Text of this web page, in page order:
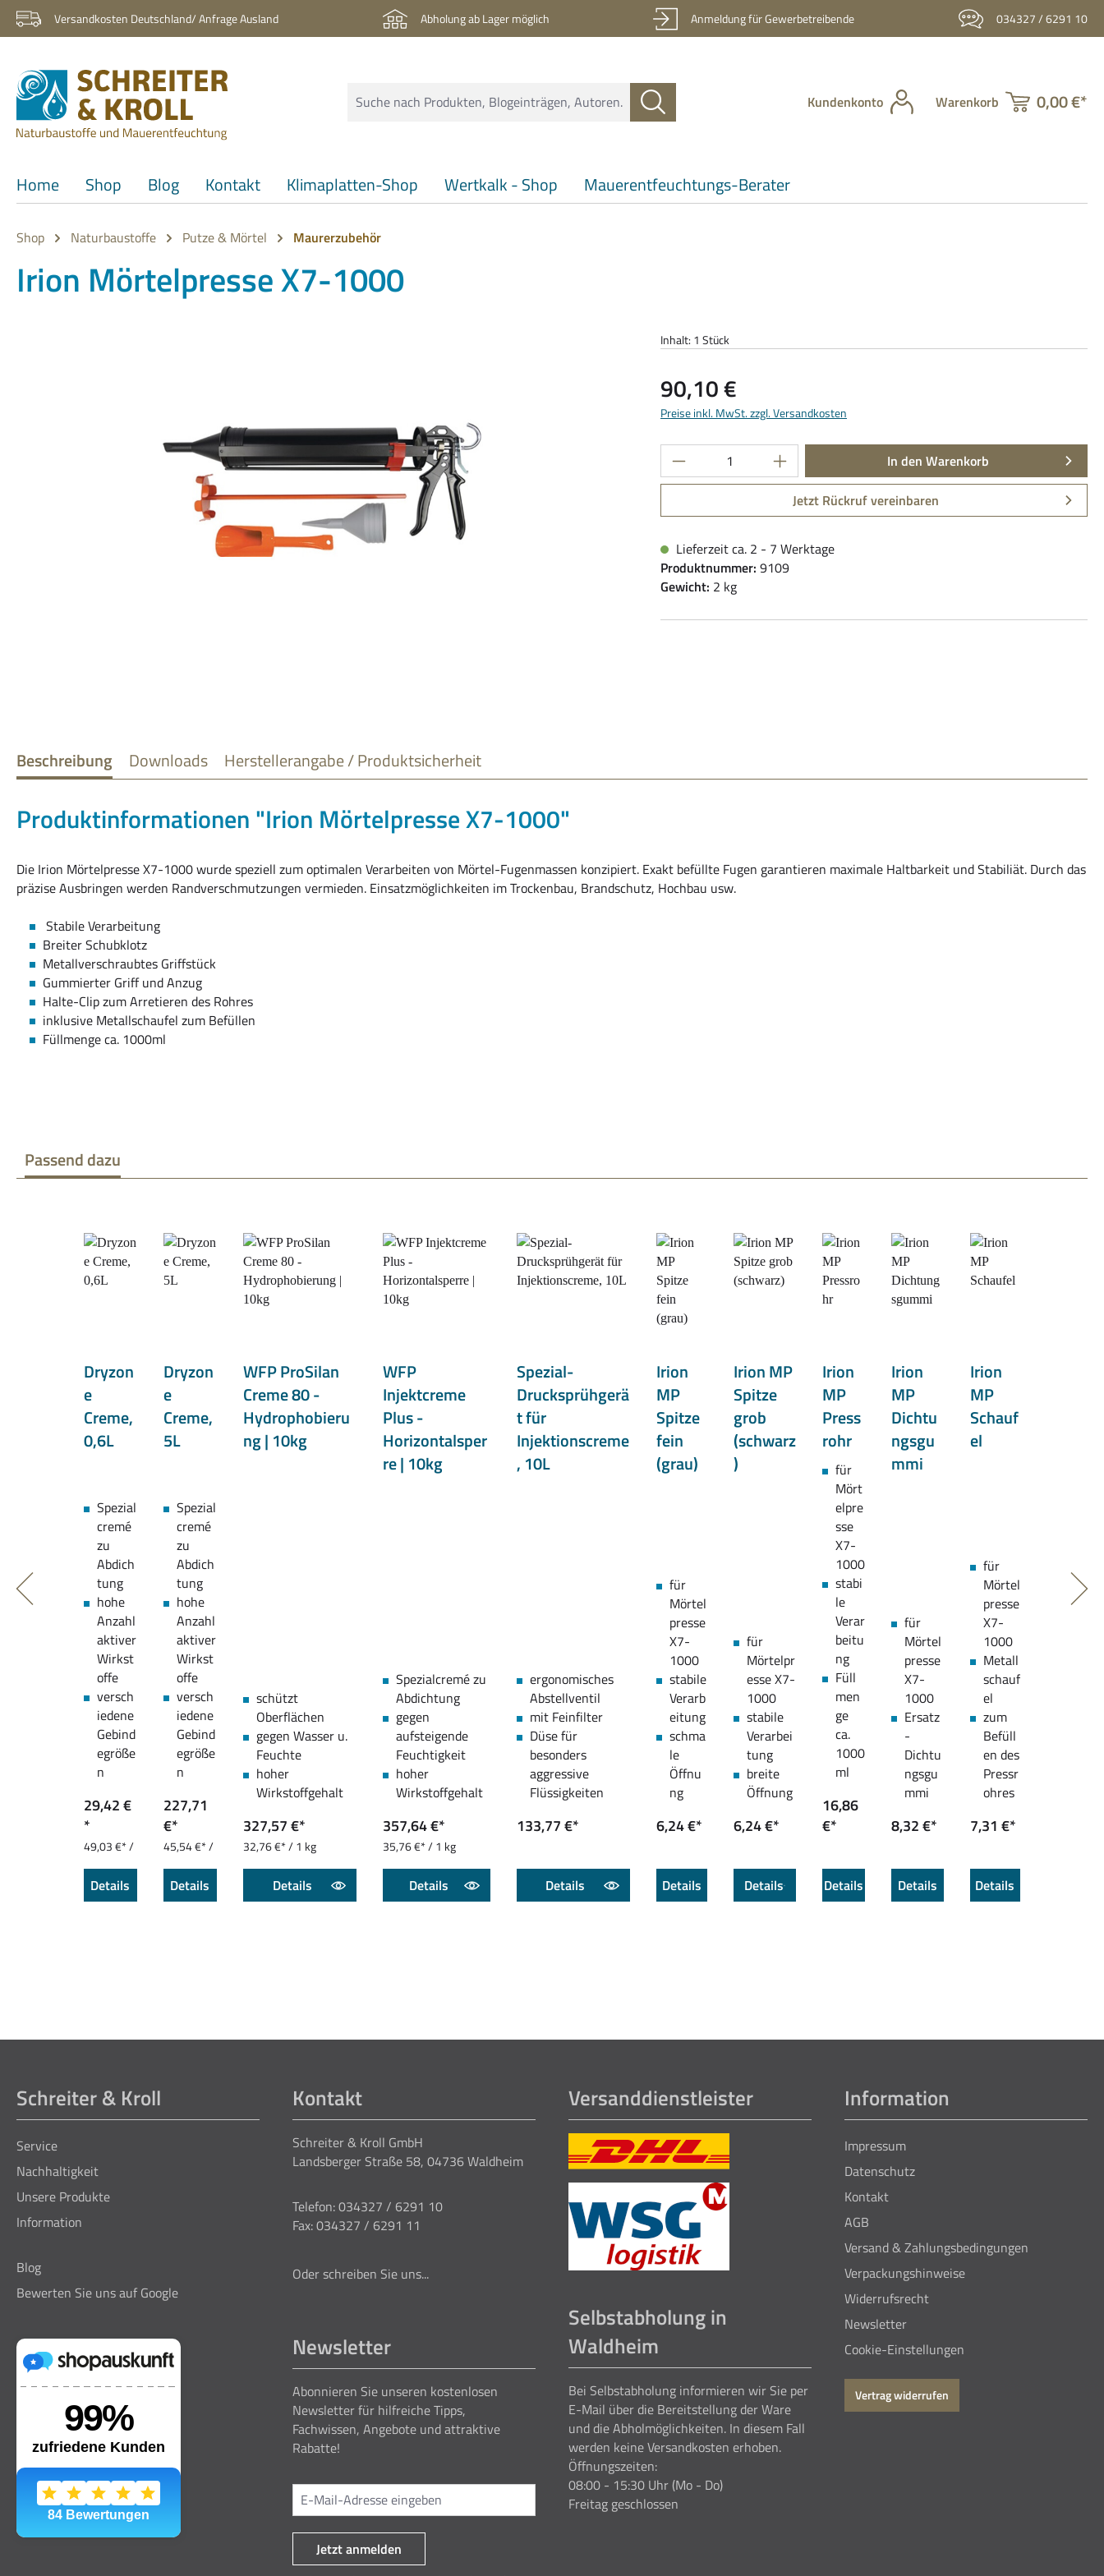
Hauptinhalt springen
Zur Suche springen
Zur Hauptnavigation springen
Versandkosten Deutschland/ Anfrage Ausland Abholung ab Lager möglich Anmeldung für Gewerbetreibende 034327 / 6291 10
Kundenkonto Warenkorb 0,00 €*
Home Shop Blog Kontakt Klimaplatten-Shop Wertkalk - Shop Mauerentfeuchtungs-Berater
Shop Naturbaustoffe Putze & Mörtel Maurerzubehör
Irion Mörtelpresse X7-1000
Inhalt: 1 Stück
Regulärer Preis:
90,10 €
Preise inkl. MwSt. zzgl. Versandkosten
Produkt Anzahl: Gib den gewünschten Wert ein
In den Warenkorb
Jetzt Rückruf vereinbaren
Lieferzeit ca. 2 - 7 Werktage
Produktnummer: 9109
Gewicht: 2 kg
Beschreibung Downloads Herstellerangabe / Produktsicherheit
Produktinformationen "Irion Mörtelpresse X7-1000"
Die Irion Mörtelpresse X7-1000 wurde speziell zum optimalen Verarbeiten von Mörtel-Fugenmassen konzipiert. Exakt befüllte Fugen garantieren maximale Haltbarkeit und Stabiliät. Durch das
präzise Ausbringen werden Randverschmutzungen vermieden. Einsatzmöglichkeiten im Trockenbau, Brandschutz, Hochbau usw.
Stabile Verarbeitung
Breiter Schubklotz
Metallverschraubtes Griffstück
Gummierter Griff und Anzug
Halte-Clip zum Arretieren des Rohres
inklusive Metallschaufel zum Befüllen
Füllmenge ca. 1000ml
Passend dazu
Dryzon
e
Creme,
0,6L
Spezial
cremé
zu
Abdich
tung
hohe
Anzahl
aktiver
Wirkst
offe
versch
iedene
Gebind
egröße
n
29,42 €
*
49,03 €* /
Details
Dryzon
e
Creme,
5L
Spezial
cremé
zu
Abdich
tung
hohe
Anzahl
aktiver
Wirkst
offe
versch
iedene
Gebind
egröße
n
227,71
€*
45,54 €* /
Details
WFP ProSilan
Creme 80 -
Hydrophobieru
ng | 10kg
schützt
Oberflächen
gegen Wasser u.
Feuchte
hoher
Wirkstoffgehalt
327,57 €*
32,76 €* / 1 kg
Details
WFP
Injektcreme
Plus -
Horizontalsper
re | 10kg
Spezialcremé zu
Abdichtung
gegen
aufsteigende
Feuchtigkeit
hoher
Wirkstoffgehalt
357,64 €*
35,76 €* / 1 kg
Details
Spezial-
Drucksprühgerä
t für
Injektionscreme
, 10L
ergonomisches
Abstellventil
mit Feinfilter
Düse für
besonders
aggressive
Flüssigkeiten
133,77 €*
Details
Irion
MP
Spitze
fein
(grau)
für
Mörtel
presse
X7-
1000
stabile
Verarb
eitung
schma
le
Öffnu
ng
6,24 €*
Details
Irion MP
Spitze
grob
(schwarz
)
für
Mörtelpr
esse X7-
1000
stabile
Verarbei
tung
breite
Öffnung
6,24 €*
Details
Irion
MP
Press
rohr
für
Mört
elpre
sse
X7-
1000
stabi
le
Verar
beitu
ng
Füll
men
ge
ca.
1000
ml
16,86
€*
Details
Irion
MP
Dichtu
ngsgu
mmi
für
Mörtel
presse
X7-
1000
Ersatz
-
Dichtu
ngsgu
mmi
8,32 €*
Details
Irion
MP
Schauf
el
für
Mörtel
presse
X7-
1000
Metall
schauf
el
zum
Befüll
en des
Pressr
ohres
7,31 €*
Details
Schreiter & Kroll
Service
Nachhaltigkeit
Unsere Produkte
Information
Blog
Bewerten Sie uns auf Google
Information
Impressum
Datenschutz
Kontakt
AGB
Versand & Zahlungsbedingungen
Verpackungshinweise
Widerrufsrecht
Newsletter
Cookie-Einstellungen
Vertrag widerrufen
Kontakt
Schreiter & Kroll GmbH
Landsberger Straße 58, 04736 Waldheim
Telefon: 034327 / 6291 10
Fax: 034327 / 6291 11
Oder schreiben Sie uns...
Newsletter
Abonnieren Sie unseren kostenlosen
Newsletter für hilfreiche Tipps,
Fachwissen, Angebote und attraktive
Rabatte!
Jetzt anmelden
Versanddienstleister
Selbstabholung in
Waldheim
Bei Selbstabholung informieren wir Sie per
E-Mail über die Bereitstellung der Ware
und die Abholmöglichkeiten. In diesem Fall
werden keine Versandkosten erhoben.
Öffnungszeiten:
08:00 - 15:30 Uhr (Mo - Do)
Freitag geschlossen